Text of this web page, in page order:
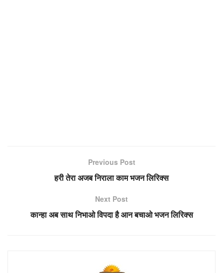
Previous Post
हरी तेरा अजब निराला काम भजन लिरिक्स
Next Post
कान्हा अब साथ निभाओ विपदा है आन बचाओ भजन लिरिक्स